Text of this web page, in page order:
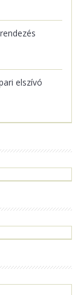
elszívó